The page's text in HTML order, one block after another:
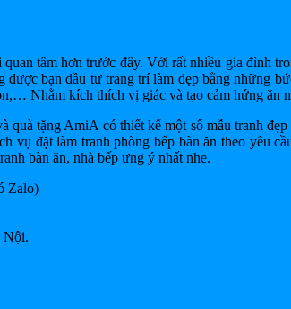
tâm hơn trước đây. Với rất nhiều gia đình
bạn đầu tư trang trí làm đẹp bằng những
Nhằm kích thích vị giác và tạo cảm hứng ăn
quà tặng AmiA có thiết kế một số mẫu tranh
vụ đặt làm tranh phòng bếp bàn ăn theo yêu
bàn ăn, nhà bếp ưng ý nhất nhe.
Zalo)
Nội.